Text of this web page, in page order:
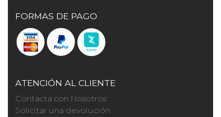
FORMAS DE PAGO
ATENCIÓN AL CLIENTE
Contacta con Nosotros
Solicitar una devolución